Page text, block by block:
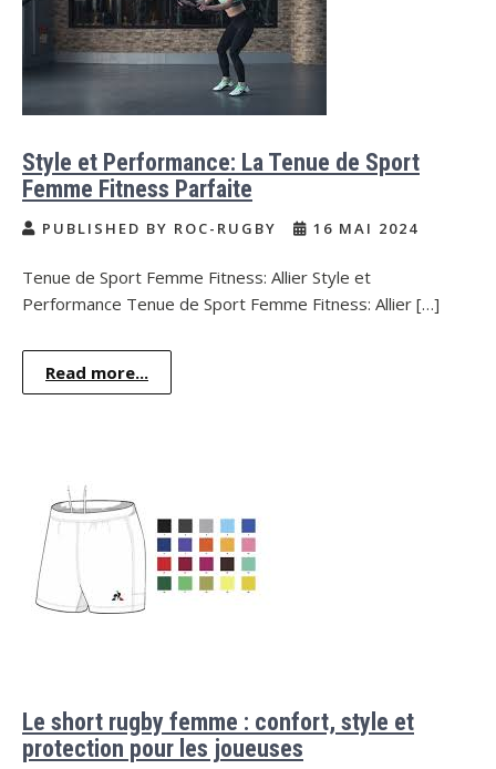
Style et Performance: La Tenue de Sport
Femme Fitness Parfaite
PUBLISHED BY ROC-RUGBY 16 MAI 2024
Tenue de Sport Femme Fitness: Allier Style et
Performance Tenue de Sport Femme Fitness: Allier […]
Read more...
Le short rugby femme : confort, style et
protection pour les joueuses